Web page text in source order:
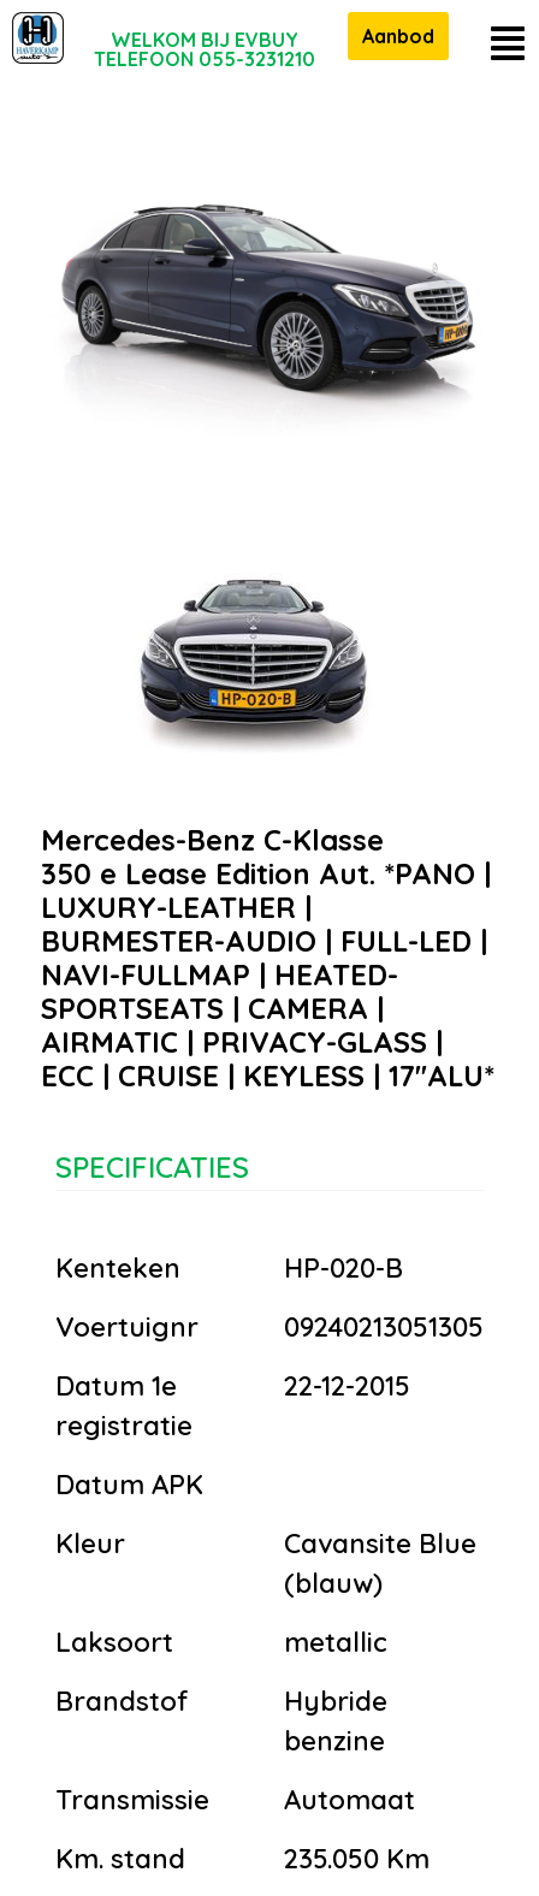
WELKOM BIJ EVBUY
TELEFOON 055-3231210
Aanbod
Mercedes-Benz C-Klasse
350 e Lease Edition Aut. *PANO |
LUXURY-LEATHER |
BURMESTER-AUDIO | FULL-LED |
NAVI-FULLMAP | HEATED-
SPORTSEATS | CAMERA |
AIRMATIC | PRIVACY-GLASS |
ECC | CRUISE | KEYLESS | 17''ALU*
SPECIFICATIES
Kenteken
HP-020-B
Voertuignr
09240213051305
Datum 1e
registratie
22-12-2015
Datum APK
Kleur
Cavansite Blue
(blauw)
Laksoort
metallic
Brandstof
Hybride
benzine
Transmissie
Automaat
Km. stand
235.050 Km